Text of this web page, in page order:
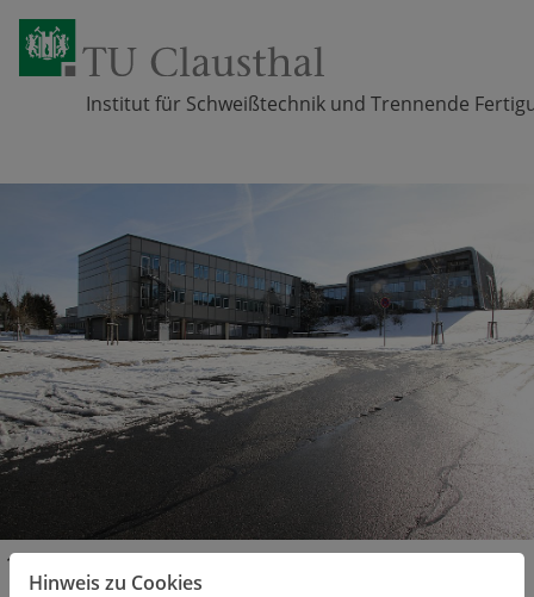
Institut für Schweißtechnik und Trennende
Institut Mitarbeiter
Bereichsleiter
Dr.-Ing. Henning Wiche (nebenamtlich)
Hinweis zu Cookies